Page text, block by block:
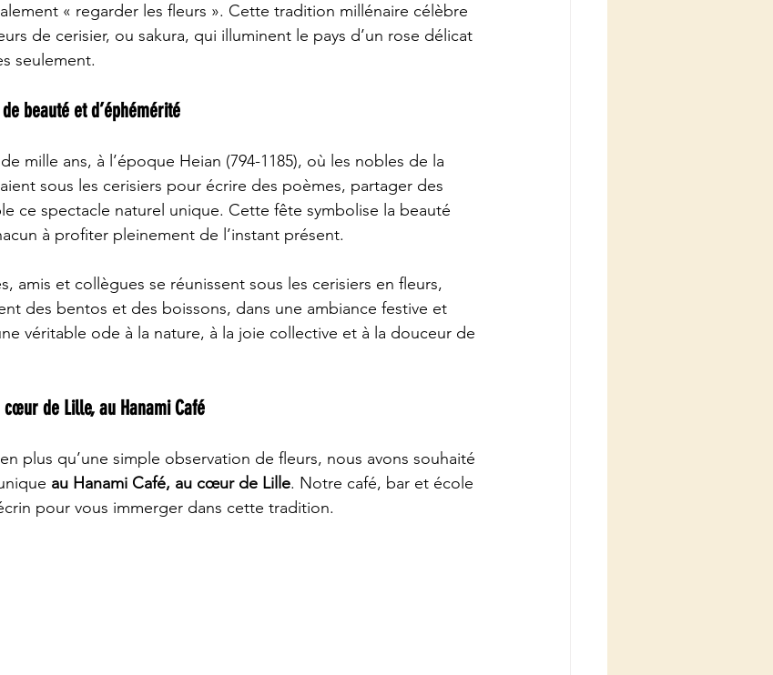
« regarder les fleurs ». Cette tradition millénaire célèbre
de cerisier, ou sakura, qui illuminent le pays d’un rose délicat
seulement.
beauté et d’éphémérité
mille ans, à l’époque Heian (794-1185), où les nobles de la
sous les cerisiers pour écrire des poèmes, partager des
ce spectacle naturel unique. Cette fête symbolise la beauté
à profiter pleinement de l’instant présent.
amis et collègues se réunissent sous les cerisiers en fleurs,
des bentos et des boissons, dans une ambiance festive et
véritable ode à la nature, à la joie collective et à la douceur de
de Lille, au Hanami Café
plus qu’une simple observation de fleurs, nous avons souhaité
au Hanami Café, au cœur de Lille. Notre café, bar et école
pour vous immerger dans cette tradition.